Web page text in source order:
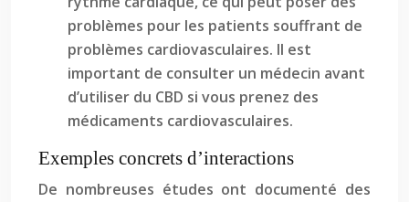
problèmes pour les patients souffrant de
problèmes cardiovasculaires. Il est
important de consulter un médecin avant
d’utiliser du CBD si vous prenez des
médicaments cardiovasculaires.
Exemples concrets d’interactions
De nombreuses études ont documenté des